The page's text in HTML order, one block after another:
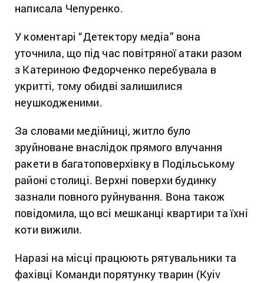
написала Чепуренко.
У коментарі “Детектору медіа” вона
уточнила, що під час повітряної атаки разом
з Катериною Федорченко перебувала в
укритті, тому обидві залишилися
неушкодженими.
За словами медійниці, житло було
зруйноване внаслідок прямого влучання
ракети в багатоповерхівку в Подільському
районі столиці. Верхні поверхи будинку
зазнали повного руйнування. Вона також
повідомила, що всі мешканці квартири та їхні
коти вижили.
Наразі на місці працюють рятувальники та
фахівці Команди порятунку тварин (Kyiv